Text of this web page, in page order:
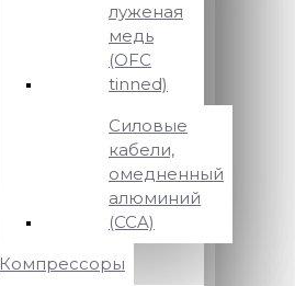
луженая
медь
(OFC
tinned)
Силовые
кабели,
омедненный
алюминий
(CCA)
Компрессоры